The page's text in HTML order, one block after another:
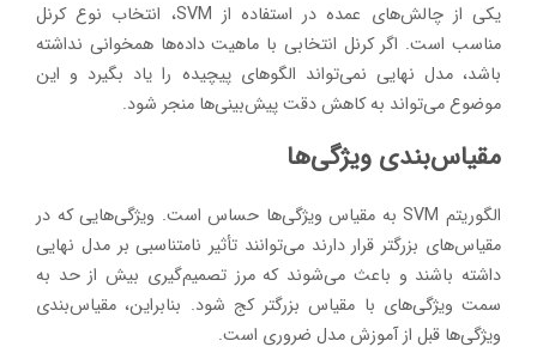
یکی از چالش‌های عمده در استفاده از SVM، انتخاب نوع کرنل
مناسب است. اگر کرنل انتخابی با ماهیت داده‌ها همخوانی نداشته
باشد، مدل نهایی نمی‌تواند الگوهای پیچیده را یاد بگیرد و این
موضوع می‌تواند به کاهش دقت پیش‌بینی‌ها منجر شود.
مقیاس‌بندی ویژگی‌ها
الگوریتم SVM به مقیاس ویژگی‌ها حساس است. ویژگی‌هایی که در
مقیاس‌های بزرگتر قرار دارند می‌توانند تأثیر نامتناسبی بر مدل نهایی
داشته باشند و باعث می‌شوند که مرز تصمیم‌گیری بیش از حد به
سمت ویژگی‌های با مقیاس بزرگتر کج شود. بنابراین، مقیاس‌بندی
ویژگی‌ها قبل از آموزش مدل ضروری است.